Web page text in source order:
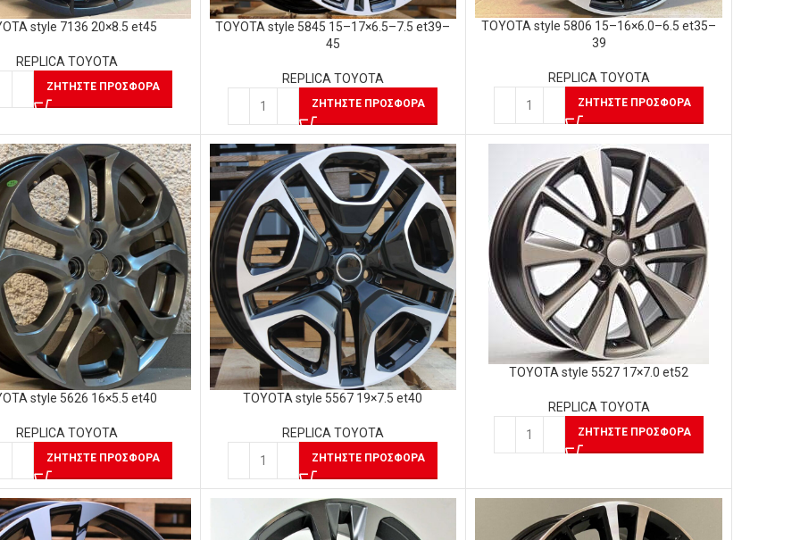
style 7136 20×8.5 et45
REPLICA TOYOTA
ΖΗΤΉΣΤΕ ΠΡΟΣΦΟΡΆ
TOYOTA style 5845 15–17×6.5–7.5 et39–
45
REPLICA TOYOTA
ΖΗΤΉΣΤΕ ΠΡΟΣΦΟΡΆ
TOYOTA style 5806 15–16×6.0–6.5 et35–
39
REPLICA TOYOTA
ΖΗΤΉΣΤΕ ΠΡΟΣΦΟΡΆ
style 5626 16×5.5 et40
REPLICA TOYOTA
ΖΗΤΉΣΤΕ ΠΡΟΣΦΟΡΆ
TOYOTA style 5567 19×7.5 et40
REPLICA TOYOTA
ΖΗΤΉΣΤΕ ΠΡΟΣΦΟΡΆ
TOYOTA style 5527 17×7.0 et52
REPLICA TOYOTA
ΖΗΤΉΣΤΕ ΠΡΟΣΦΟΡΆ